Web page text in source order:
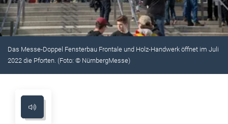
Das Messe-Doppel Fensterbau Frontale und Holz-Handwerk öffnet im Juli
2022 die Pforten. (Foto: © NürnbergMesse)